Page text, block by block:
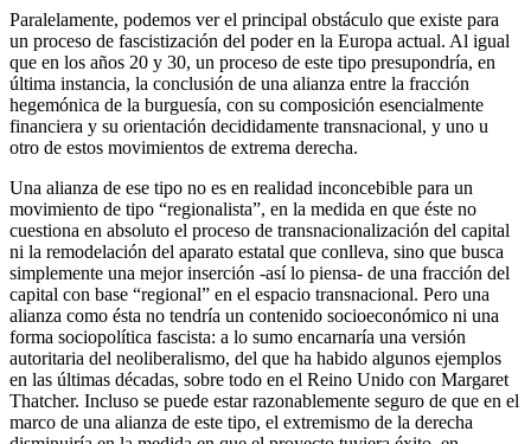
Paralelamente, podemos ver el principal obstáculo que existe para
un proceso de fascistización del poder en la Europa actual. Al igual
que en los años 20 y 30, un proceso de este tipo presupondría, en
última instancia, la conclusión de una alianza entre la fracción
hegemónica de la burguesía, con su composición esencialmente
financiera y su orientación decididamente transnacional, y uno u
otro de estos movimientos de extrema derecha.
Una alianza de ese tipo no es en realidad inconcebible para un
movimiento de tipo “regionalista”, en la medida en que éste no
cuestiona en absoluto el proceso de transnacionalización del capital
ni la remodelación del aparato estatal que conlleva, sino que busca
simplemente una mejor inserción -así lo piensa- de una fracción del
capital con base “regional” en el espacio transnacional. Pero una
alianza como ésta no tendría un contenido socioeconómico ni una
forma sociopolítica fascista: a lo sumo encarnaría una versión
autoritaria del neoliberalismo, del que ha habido algunos ejemplos
en las últimas décadas, sobre todo en el Reino Unido con Margaret
Thatcher. Incluso se puede estar razonablemente seguro de que en el
marco de una alianza de este tipo, el extremismo de la derecha